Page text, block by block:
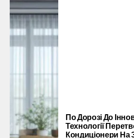
По Дорозі До
Технології
Кондиціонери На